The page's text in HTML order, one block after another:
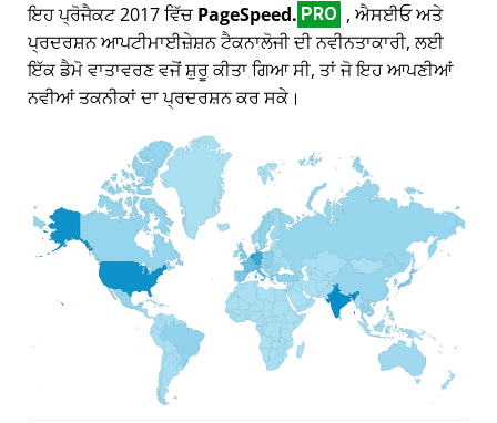
ਇਹ ਪ੍ਰੋਜੈਕਟ 2017 ਵਿੱਚPageSpeed. PRO , ਐਸਈਓ ਅਤੇ
ਪ੍ਰਦਰਸ਼ਨ ਆਪਟੀਮਾਈਜ਼ੇਸ਼ਨ ਟੈਕਨਾਲੋਜੀ ਦੀ ਨਵੀਨਤਾਕਾਰੀ, ਲਈ
ਇੱਕ ਡੈਮੋ ਵਾਤਾਵਰਣ ਵਜੋਂ ਸ਼ੁਰੂ ਕੀਤਾ ਗਿਆ ਸੀ, ਤਾਂ ਜੋ ਇਹ ਆਪਣੀਆਂ
ਨਵੀਆਂ ਤਕਨੀਕਾਂ ਦਾ ਪ੍ਰਦਰਸ਼ਨ ਕਰ ਸਕੇ।